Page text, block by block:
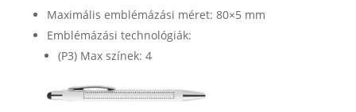
Maximális emblémázási méret: 80×5 mm
Emblémázási technológiák:
(P3) Max színek: 4